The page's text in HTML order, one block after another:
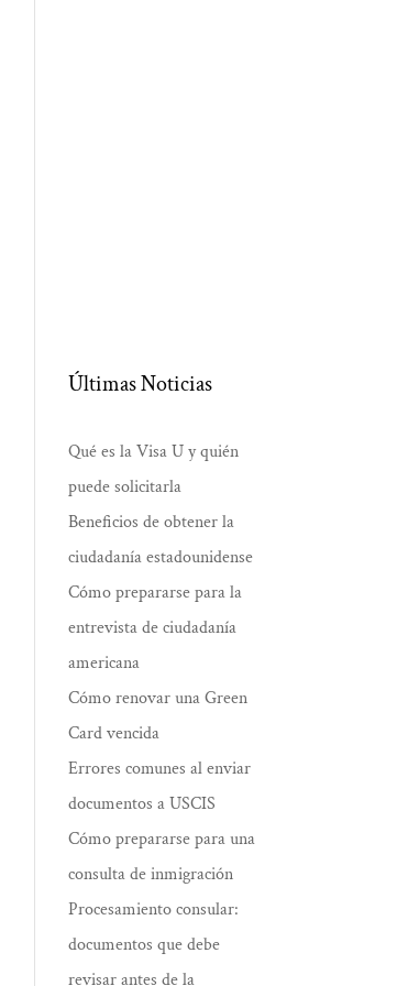
Últimas Noticias
Qué es la Visa U y quién
puede solicitarla
Beneficios de obtener la
ciudadanía estadounidense
Cómo prepararse para la
entrevista de ciudadanía
americana
Cómo renovar una Green
Card vencida
Errores comunes al enviar
documentos a USCIS
Cómo prepararse para una
consulta de inmigración
Procesamiento consular:
documentos que debe
revisar antes de la